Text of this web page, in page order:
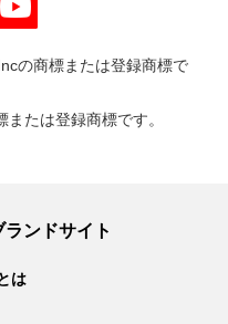
の商標または登録商標で
たは登録商標です。
ンドサイト
は